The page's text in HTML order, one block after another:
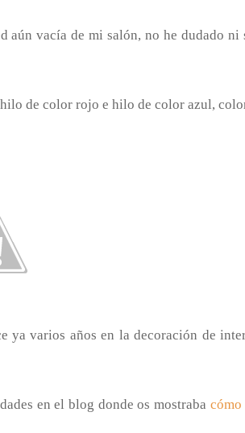
vacía de mi salón, no he dudado
de color rojo e hilo de color azul,
ya varios años en la decoración de
en el blog donde os mostraba